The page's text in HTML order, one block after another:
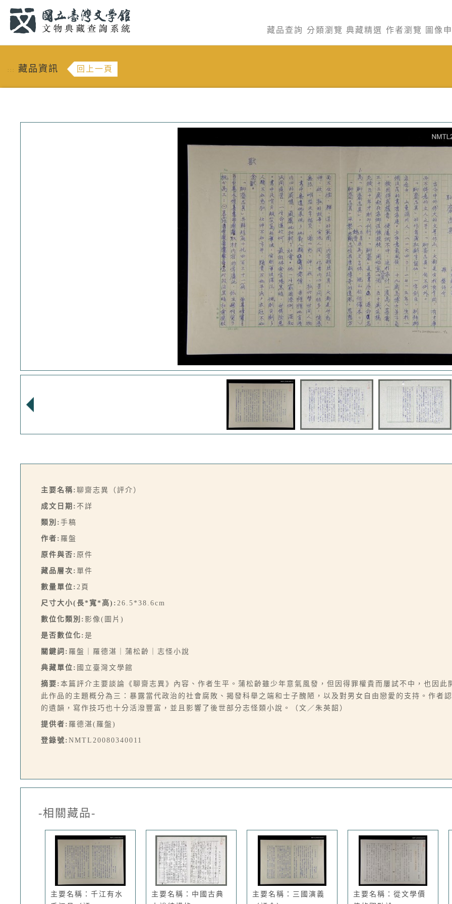
藏品查詢 分類瀏覽 典藏精選 作者瀏覽 圖像
::: 藏品資訊 回上一頁
主要名稱: 聊齋志異（評介）
成文日期: 不詳
類別: 手稿
作者: 羅盤
原件與否: 原件
藏品層次: 單件
數量單位: 2頁
尺寸大小(長*寬*高): 26.5*38.6cm
數位化類別: 影像(圖片)
是否數位化: 是
關鍵詞: 羅盤｜羅德湛｜蒲松齡｜志怪小說
典藏單位: 國立臺灣文學館
摘要: 本篇評介主要談論《聊齋志異》內容、作者生平。蒲松齡雖少年意氣風發，但因得罪權貴而屢試不中，也因
此作品的主題概分為三：暴露當代政治的社會腐敗、揭發科舉之端和士子醜陋，以及對男女自由戀愛的支持。作者
的遺韻，寫作技巧也十分活潑豐富，並且影響了後世部分志怪類小說。（文／朱英韶）
提供者: 羅德湛(羅盤)
登錄號: NMTL20080340011
-相關藏品-
主要名稱：千江有水
主要名稱：中國古典
主要名稱：三國演義
主要名稱：從文學價